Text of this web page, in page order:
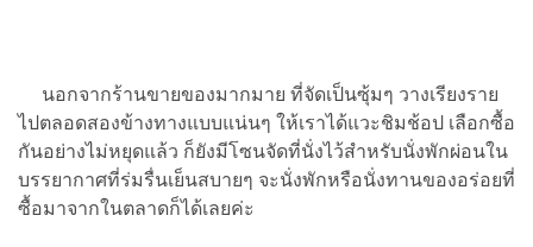
นอกจากร้านขายของมากมาย ที่จัดเป็นซุ้มๆ วางเรียงราย
ไปตลอดสองข้างทางแบบแน่นๆ ให้เราได้แวะชิมช้อป เลือกซื้อ
กันอย่างไม่หยุดแล้ว ก็ยังมีโซนจัดที่นั่งไว้สำหรับนั่งพักผ่อนใน
บรรยากาศที่ร่มรื่นเย็นสบายๆ จะนั่งพักหรือนั่งทานของอร่อยที่
ซื้อมาจากในตลาดก็ได้เลยค่ะ